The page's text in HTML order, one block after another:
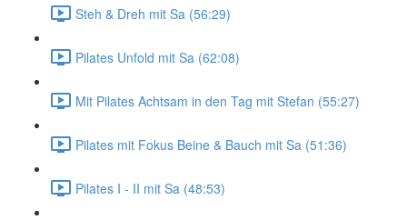
Steh & Dreh mit Sa (56:29)
Pilates Unfold mit Sa (62:08)
Mit Pilates Achtsam in den Tag mit Stefan (55:27)
Pilates mit Fokus Beine & Bauch mit Sa (51:36)
Pilates I - II mit Sa (48:53)